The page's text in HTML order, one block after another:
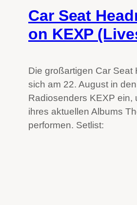
Car Seat
on KEXP
Die großartigen Car Seat
sich am 22. August in
Radiosenders KEXP ein,
ihres aktuellen Albums
performen. Setlist: